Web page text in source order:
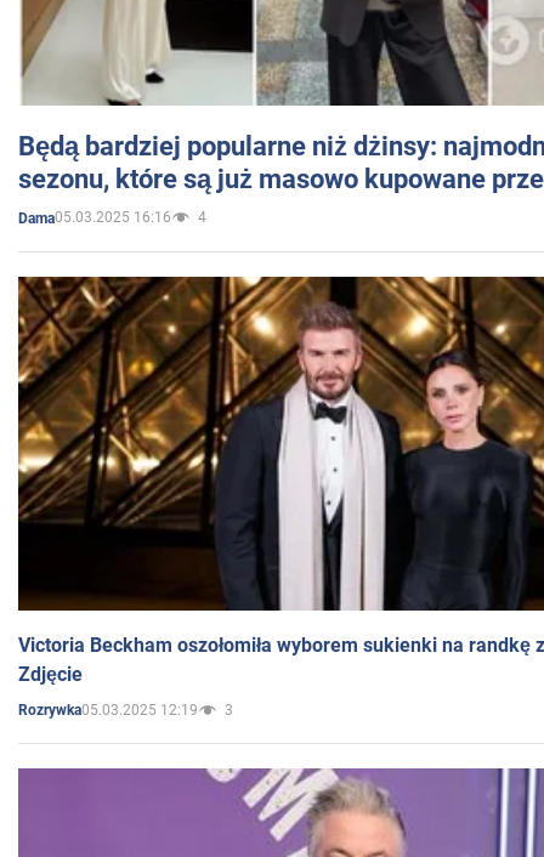
Będą bardziej popularne niż dżinsy:
sezonu, które są już masowo kupowane
Dama05.03.2025 16:16 4
Victoria Beckham oszołomiła wyborem sukienki na randkę
Zdjęcie
Rozrywka05.03.2025 12:19 3